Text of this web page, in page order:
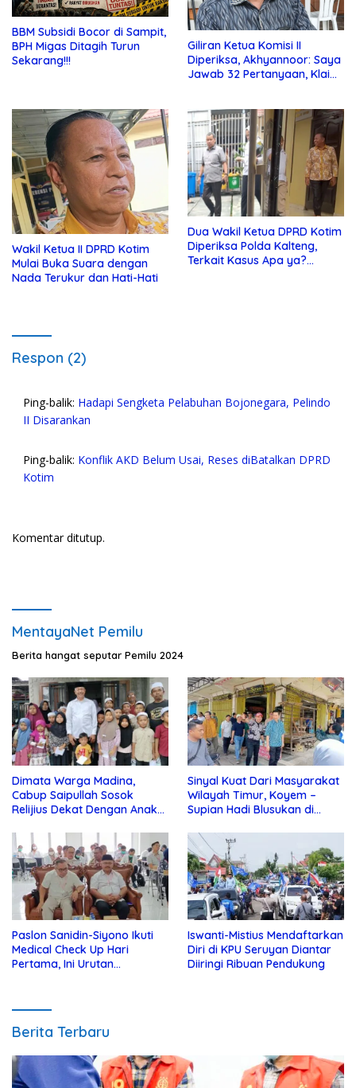
BBM Subsidi Bocor di Sampit,
BPH Migas Ditagih Turun
Sekarang!!!
Giliran Ketua Komisi II
Diperiksa, Akhyannoor: Saya
Jawab 32 Pertanyaan, Klaim
Wakil Ketua II DPRD Kotim
Mulai Buka Suara dengan
Nada Terukur dan Hati-Hati
Dua Wakil Ketua DPRD Kotim
Diperiksa Polda Kalteng,
Terkait Kasus Apa ya?…
Respon (2)
Ping-balik: Hadapi Sengketa Pelabuhan Bojonegara, Pelindo
II Disarankan
Ping-balik: Konflik AKD Belum Usai, Reses diBatalkan DPRD
Kotim
Komentar ditutup.
MentayaNet Pemilu
Berita hangat seputar Pemilu 2024
Dimata Warga Madina,
Cabup Saipullah Sosok
Relijius Dekat Dengan Anak
Sinyal Kuat Dari Masyarakat
Wilayah Timur, Koyem –
Supian Hadi Blusukan di
Paslon Sanidin-Siyono Ikuti
Medical Check Up Hari
Pertama, Ini Urutan
Iswanti-Mistius Mendaftarkan
Diri di KPU Seruyan Diantar
Diiringi Ribuan Pendukung
Berita Terbaru